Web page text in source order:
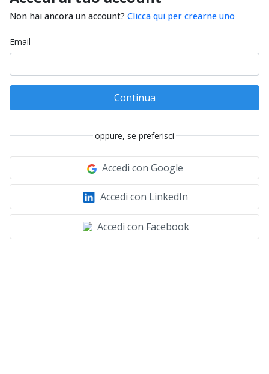
Non hai ancora un account? Clicca qui per crearne uno
Email
Continua
oppure, se preferisci
Accedi con Google
Accedi con LinkedIn
Accedi con Facebook